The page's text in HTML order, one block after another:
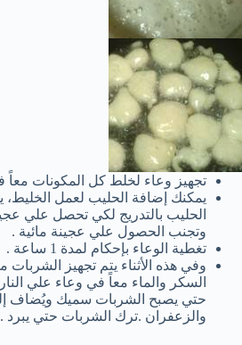
تجهيز وعاء لخلط كل المكونات معاً
يمكنك إضافة الحليب لعمل
الحليب بالتدريج لكي تحصل علي
وتجنب الحصول علي عجينة مائية .
تغطية الوعاء بإحكام لمدة 1 ساعة .
وفي هذه الأثناء يتم تجهيز
السكر والماء معاً في وعاء علي
حتي يصبح الشربات سميك ويُضاف
والزعفران .ترك الشربات حتي يبرد .